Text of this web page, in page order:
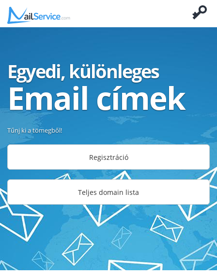
Egyedi, különleges
Email címek
Tűnj ki a tömegből!
Regisztráció
Teljes domain lista